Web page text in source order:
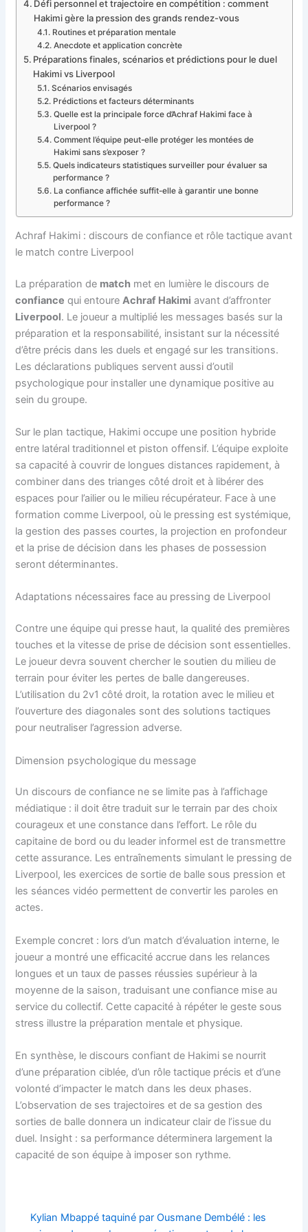
Défi personnel et trajectoire en compétition : comment
Hakimi gère la pression des grands rendez-vous
Routines et préparation mentale
Anecdote et application concrète
Préparations finales, scénarios et prédictions pour le duel
Hakimi vs Liverpool
Scénarios envisagés
Prédictions et facteurs déterminants
Quelle est la principale force d’Achraf Hakimi face à
Liverpool ?
Comment l’équipe peut-elle protéger les montées de
Hakimi sans s’exposer ?
Quels indicateurs statistiques surveiller pour évaluer sa
performance ?
La confiance affichée suffit-elle à garantir une bonne
performance ?
Achraf Hakimi : discours de confiance et rôle tactique avant
le match contre Liverpool
La préparation de match met en lumière le discours de
confiance qui entoureAchraf Hakimi avant d’affronter
Liverpool. Le joueur a multiplié les messages basés sur la
préparation et la responsabilité, insistant sur la nécessité
d’être précis dans les duels et engagé sur les transitions.
Les déclarations publiques servent aussi d’outil
psychologique pour installer une dynamique positive au
sein du groupe.
Sur le plan tactique, Hakimi occupe une position hybride
entre latéral traditionnel et piston offensif. L’équipe exploite
sa capacité à couvrir de longues distances rapidement, à
combiner dans des trianges côté droit et à libérer des
espaces pour l’ailier ou le milieu récupérateur. Face à une
formation comme Liverpool, où le pressing est systémique,
la gestion des passes courtes, la projection en profondeur
et la prise de décision dans les phases de possession
seront déterminantes.
Adaptations nécessaires face au pressing de Liverpool
Contre une équipe qui presse haut, la qualité des premières
touches et la vitesse de prise de décision sont essentielles.
Le joueur devra souvent chercher le soutien du milieu de
terrain pour éviter les pertes de balle dangereuses.
L’utilisation du 2v1 côté droit, la rotation avec le milieu et
l’ouverture des diagonales sont des solutions tactiques
pour neutraliser l’agression adverse.
Dimension psychologique du message
Un discours de confiance ne se limite pas à l’affichage
médiatique : il doit être traduit sur le terrain par des choix
courageux et une constance dans l’effort. Le rôle du
capitaine de bord ou du leader informel est de transmettre
cette assurance. Les entraînements simulant le pressing de
Liverpool, les exercices de sortie de balle sous pression et
les séances vidéo permettent de convertir les paroles en
actes.
Exemple concret : lors d’un match d’évaluation interne, le
joueur a montré une efficacité accrue dans les relances
longues et un taux de passes réussies supérieur à la
moyenne de la saison, traduisant une confiance mise au
service du collectif. Cette capacité à répéter le geste sous
stress illustre la préparation mentale et physique.
En synthèse, le discours confiant de Hakimi se nourrit
d’une préparation ciblée, d’un rôle tactique précis et d’une
volonté d’impacter le match dans les deux phases.
L’observation de ses trajectoires et de sa gestion des
sorties de balle donnera un indicateur clair de l’issue du
duel. Insight : sa performance déterminera largement la
capacité de son équipe à imposer son rythme.
Kylian Mbappé taquiné par Ousmane Dembélé : les